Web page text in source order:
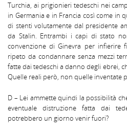
Turchia, ai prigionieri tedeschi nei
in Germania e in Francia così come in
di stenti volutamente dal presidente
da Stalin. Entrambi i capi di stato
convenzione di Ginevra per infierire
ripeto da condannare senza mezzi
fatte dai tedeschi a danno degli ebrei,
Quelle reali però, non quelle inventate
D – Lei ammette quindi la possibilità
eventuale distruzione fatta dai
potrebbero un giorno venir fuori?